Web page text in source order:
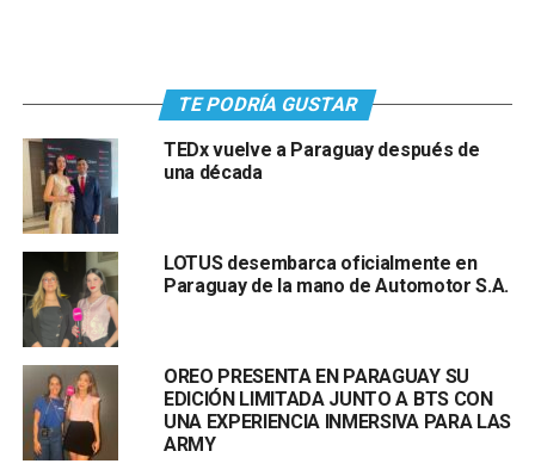
TE PODRÍA GUSTAR
TEDx vuelve a Paraguay después de
una década
LOTUS desembarca oficialmente en
Paraguay de la mano de Automotor S.A.
OREO PRESENTA EN PARAGUAY SU
EDICIÓN LIMITADA JUNTO A BTS CON
UNA EXPERIENCIA INMERSIVA PARA LAS
ARMY